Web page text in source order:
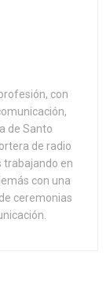
con
de Santo
de radio
trabajando en
con una
ceremonias